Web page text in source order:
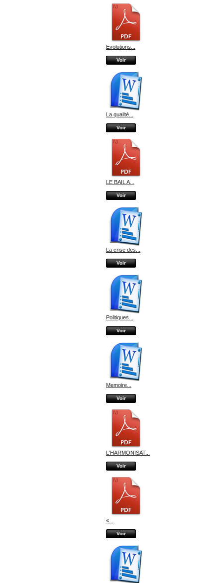
Evolutions...
Voir
La qualité...
Voir
LE BAIL A...
Voir
La crise des...
Voir
Politiques...
Voir
Memoire...
Voir
L'HARMONISAT...
Voir
«...
Voir